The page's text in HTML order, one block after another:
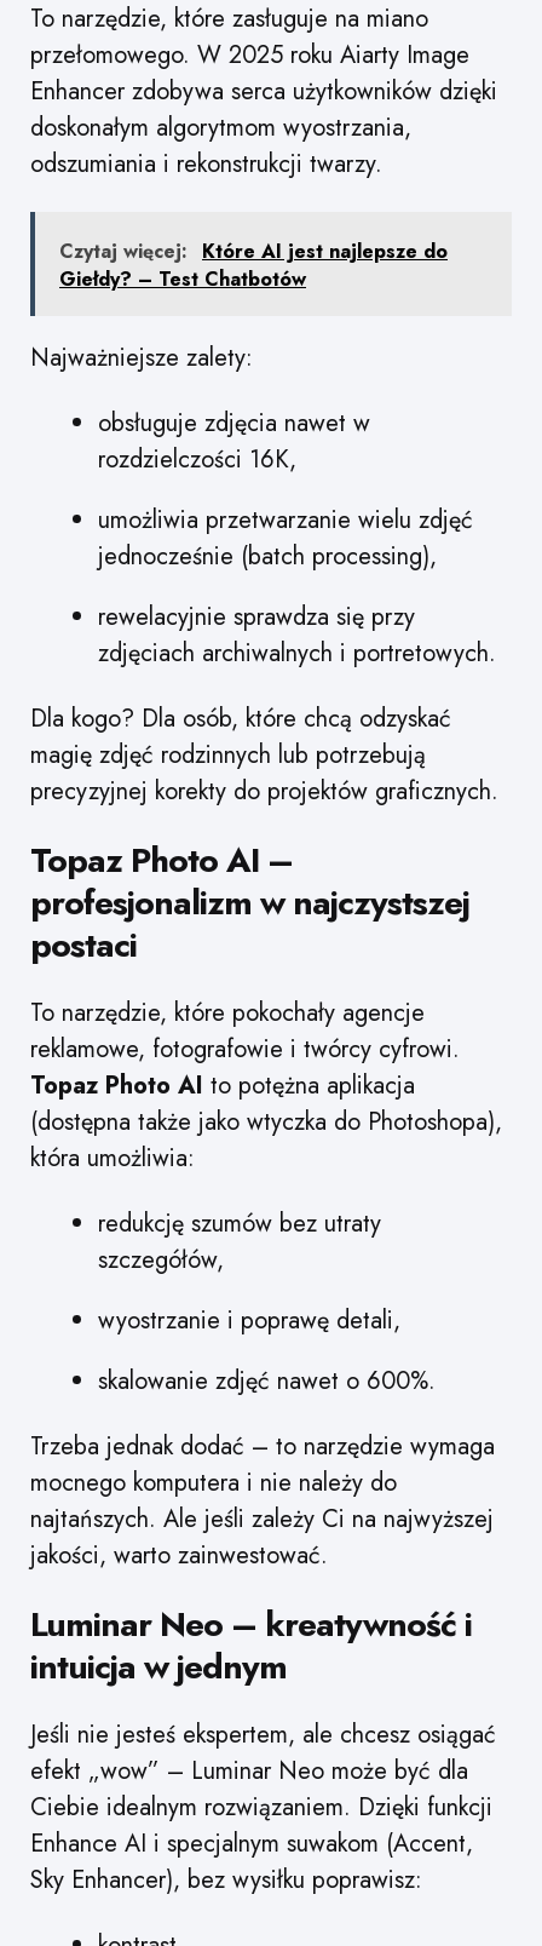
To narzędzie, które zasługuje na miano
przełomowego. W 2025 roku Aiarty Image
Enhancer zdobywa serca użytkowników dzięki
doskonałym algorytmom wyostrzania,
odszumiania i rekonstrukcji twarzy.
Czytaj więcej:
Które AI jest najlepsze do
Giełdy? – Test Chatbotów
Najważniejsze zalety:
obsługuje zdjęcia nawet w
rozdzielczości 16K,
umożliwia przetwarzanie wielu zdjęć
jednocześnie (batch processing),
rewelacyjnie sprawdza się przy
zdjęciach archiwalnych i portretowych.
Dla kogo? Dla osób, które chcą odzyskać
magię zdjęć rodzinnych lub potrzebują
precyzyjnej korekty do projektów graficznych.
Topaz Photo AI –
profesjonalizm w najczystszej
postaci
To narzędzie, które pokochały agencje
reklamowe, fotografowie i twórcy cyfrowi.
Topaz Photo AI to potężna aplikacja
(dostępna także jako wtyczka do Photoshopa),
która umożliwia:
redukcję szumów bez utraty
szczegółów,
wyostrzanie i poprawę detali,
skalowanie zdjęć nawet o 600%.
Trzeba jednak dodać – to narzędzie wymaga
mocnego komputera i nie należy do
najtańszych. Ale jeśli zależy Ci na najwyższej
jakości, warto zainwestować.
Luminar Neo – kreatywność i
intuicja w jednym
Jeśli nie jesteś ekspertem, ale chcesz osiągać
efekt „wow” – Luminar Neo może być dla
Ciebie idealnym rozwiązaniem. Dzięki funkcji
Enhance AI i specjalnym suwakom (Accent,
Sky Enhancer), bez wysiłku poprawisz: